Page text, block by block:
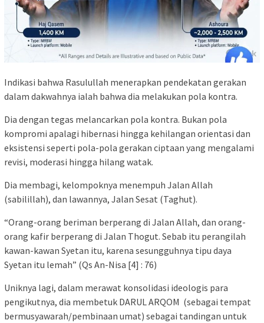
Indikasi bahwa Rasulullah menerapkan pendekatan gerakan
dalam dakwahnya ialah bahwa dia melakukan pola kontra.
Dia dengan tegas melancarkan pola kontra. Bukan pola
kompromi apalagi hibernasi hingga kehilangan orientasi dan
eksistensi seperti pola-pola gerakan ciptaan yang mengalami
revisi, moderasi hingga hilang watak.
Dia membagi, kelompoknya menempuh Jalan Allah
(sabilillah), dan lawannya, Jalan Sesat (Taghut).
“Orang-orang beriman berperang di Jalan Allah, dan orang-
orang kafir berperang di Jalan Thogut. Sebab itu perangilah
kawan-kawan Syetan itu, karena sesungguhnya tipu daya
Syetan itu lemah” (Qs An-Nisa [4] : 76)
Uniknya lagi, dalam merawat konsolidasi ideologis para
pengikutnya, dia membetuk DARUL ARQOM (sebagai tempat
bermusyawarah/pembinaan umat) sebagai tandingan untuk